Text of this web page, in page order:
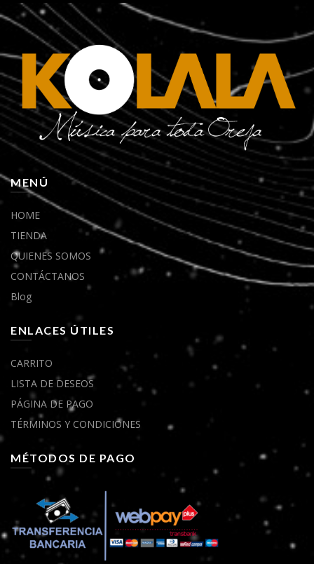
MENÚ
HOME
TIENDA
QUIENES SOMOS
CONTÁCTANOS
Blog
ENLACES ÚTILES
CARRITO
LISTA DE DESEOS
PÁGINA DE PAGO
TÉRMINOS Y CONDICIONES
MÉTODOS DE PAGO